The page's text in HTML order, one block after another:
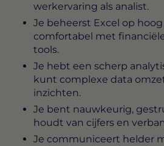
werkervaring als analist.
Je beheerst Excel op
comfortabel met
tools.
Je hebt een scherp
kunt complexe data
inzichten.
Je bent nauwkeurig,
houdt van cijfers en
Je communiceert helder